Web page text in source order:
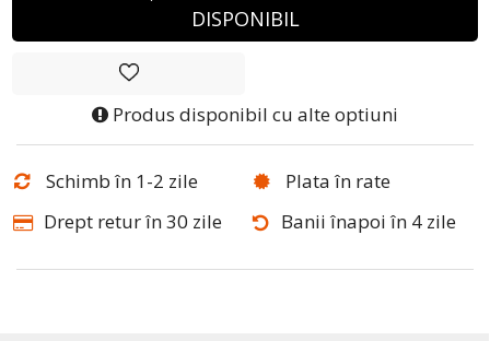
DISPONIBIL
Produs disponibil cu alte optiuni
Schimb în 1-2 zile
Plata în rate
Drept retur în 30 zile
Banii înapoi în 4 zile